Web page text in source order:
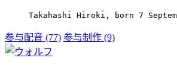
Takahashi Hiroki, born 7
参与配音 (77) 参与制作 (9)